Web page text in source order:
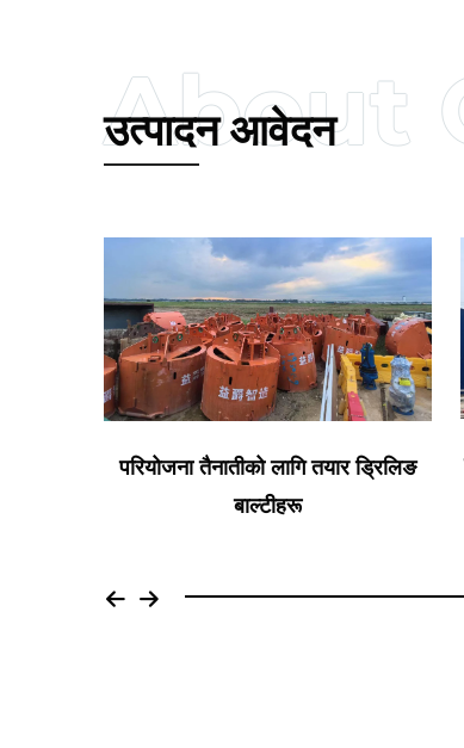
उत्पादन आवेदन
गहिरो आधार स्तम्भको लागि खुला प्रकारको
ड्रिलिङ बाल्टी